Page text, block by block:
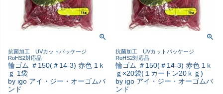
抗菌加工 UVカットパッケージ
RoHS2対応品
輪ゴム ＃150(＃14-3) 赤色 1ｋ
ｇ 1袋
by igo アイ・ジー・オーゴムバ
ンド
抗菌加工 UVカットパッケージ
RoHS2対応品
輪ゴム ＃150(＃14-3) 赤色 1ｋ
ｇ×20袋(１カートン20ｋｇ)
by igo アイ・ジー・オーゴムバ
ンド